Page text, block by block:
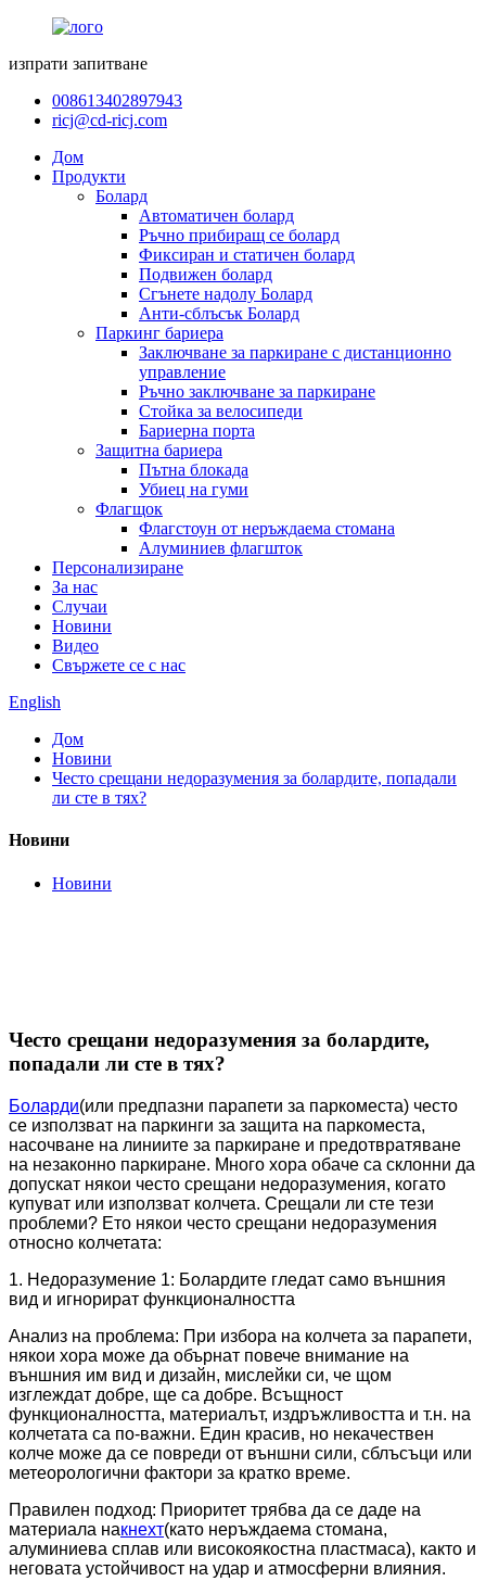
изпрати запитване
008613402897943
ricj@cd-ricj.com
Дом
Продукти
Болард
Автоматичен болард
Ръчно прибиращ се болард
Фиксиран и статичен болард
Подвижен болард
Сгънете надолу Болард
Анти-сблъсък Болард
Паркинг бариера
Заключване за паркиране с дистанционно
управление
Ръчно заключване за паркиране
Стойка за велосипеди
Бариерна порта
Защитна бариера
Пътна блокада
Убиец на гуми
Флагщок
Флагстоун от неръждаема стомана
Алуминиев флагшток
Персонализиране
За нас
Случаи
Новини
Видео
Свържете се с нас
English
Дом
Новини
Често срещани недоразумения за болардите, попадали
ли сте в тях?
Новини
Новини
Често срещани недоразумения за болардите,
попадали ли сте в тях?
Боларди(или предпазни парапети за паркоместа) често
се използват на паркинги за защита на паркоместа,
насочване на линиите за паркиране и предотвратяване
на незаконно паркиране. Много хора обаче са склонни да
допускат някои често срещани недоразумения, когато
купуват или използват колчета. Срещали ли сте тези
проблеми? Ето някои често срещани недоразумения
относно колчетата:
1. Недоразумение 1: Болардите гледат само външния
вид и игнорират функционалността
Анализ на проблема: При избора на колчета за парапети,
някои хора може да обърнат повече внимание на
външния им вид и дизайн, мислейки си, че щом
изглеждат добре, ще са добре. Всъщност
функционалността, материалът, издръжливостта и т.н. на
колчетата са по-важни. Един красив, но некачествен
колче може да се повреди от външни сили, сблъсъци или
метеорологични фактори за кратко време.
Правилен подход: Приоритет трябва да се даде на
материала накнехт(като неръждаема стомана,
алуминиева сплав или високоякостна пластмаса), както и
неговата устойчивост на удар и атмосферни влияния.